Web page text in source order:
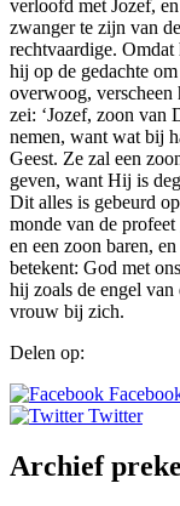
verloofd met Jozef,
zwanger te zijn van
rechtvaardige.
hij op de gedachte
overwoog, verscheen
zei: ‘Jozef, zoon van
nemen, want wat bij
Geest. Ze zal een
geven, want Hij is
Dit alles is gebeurd
monde van de
en een zoon baren,
betekent: God met
hij zoals de engel
vrouw bij zich.
Delen op:
Twitter
Archief